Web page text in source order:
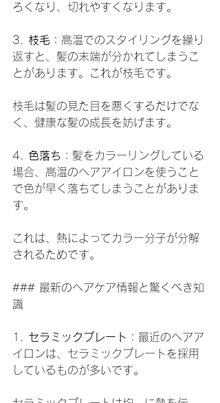
ろくなり、切れやすくなります。
3. 枝毛 ：高温でのスタイリングを繰り
返すと、髪の末端が分かれてしまうこ
とがあります。これが枝毛です。
枝毛は髪の見た目を悪くするだけでな
く、健康な髪の成長を妨げます。
4. 色落ち ：髪をカラーリングしている
場合、高温のヘアアイロンを使うこと
で色が早く落ちてしまうことがありま
す。
これは、熱によってカラー分子が分解
されるためです。
### 最新のヘアケア情報と驚くべき知
識
1. セラミックプレート ：最近のヘアア
イロンは、セラミックプレートを採用
しているものが多いです。